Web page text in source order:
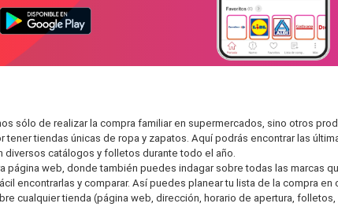
sólo de realizar la compra familiar en supermercados, sino otros
tiendas únicas de ropa y zapatos. Aquí podrás encontrar las
catálogos y folletos durante todo el año.
web, donde también puedes indagar sobre todas las marcas
encontrarlas y comparar. Así puedes planear tu lista de la compra
cualquier tienda (página web, dirección, horario de apertura,